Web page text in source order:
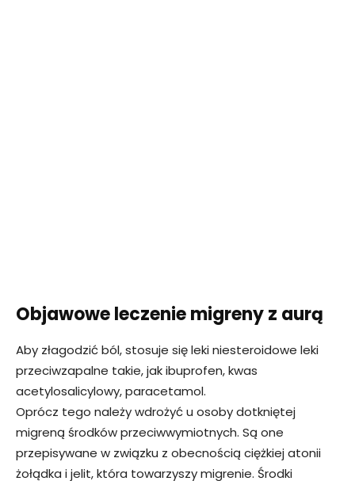
Objawowe leczenie migreny z aurą
Aby złagodzić ból, stosuje się leki niesteroidowe leki
przeciwzapalne takie, jak ibuprofen, kwas
acetylosalicylowy, paracetamol.
Oprócz tego należy wdrożyć u osoby dotkniętej
migreną środków przeciwwymiotnych. Są one
przepisywane w związku z obecnością ciężkiej atonii
żołądka i jelit, która towarzyszy migrenie. Środki